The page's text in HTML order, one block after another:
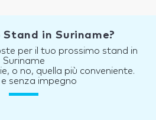
Stand in Suriname?
per il tuo prossimo stand in
Suriname
o no, quella più conveniente.
senza impegno